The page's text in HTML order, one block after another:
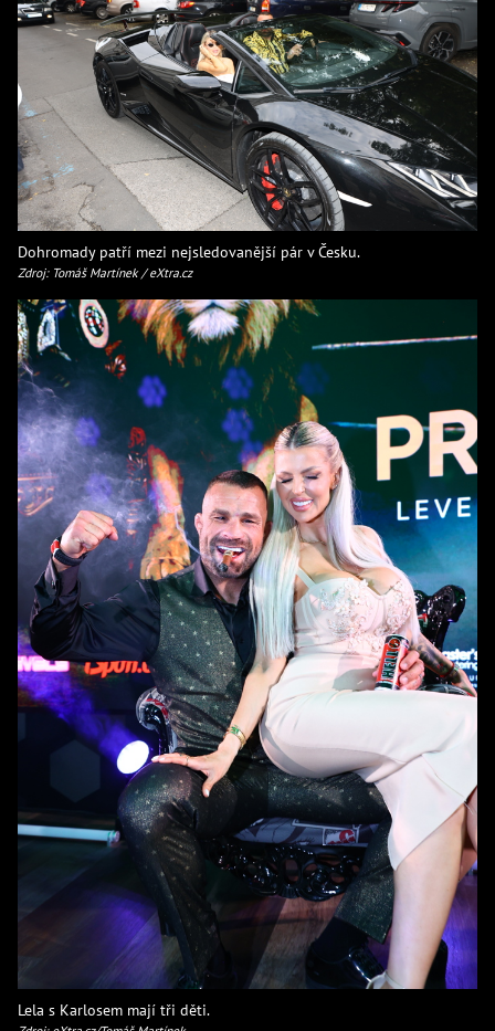
Dohromady patří mezi nejsledovanější pár v Česku.
Zdroj: Tomáš Martínek / eXtra.cz
Lela s Karlosem mají tři děti.